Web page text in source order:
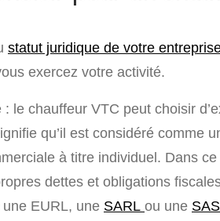
statut juridique de votre
exercez votre activité.
le chauffeur VTC peut choisir
qu’il est considéré comme
à titre individuel. Dans
dettes et obligations
EURL, une SARL ou une